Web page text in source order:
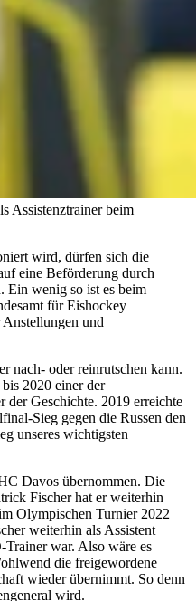
Assistenztrainer beim
wird, dürfen sich die
eine Beförderung durch
Ein wenig so ist es beim
für Eishockey
und
nach- oder reinrutschen kann.
2020 einer der
Geschichte. 2019 erreichte
Sieg gegen die Russen den
unseres wichtigsten
Davos übernommen. Die
Fischer hat er weiterhin
Olympischen Turnier 2022
weiterhin als Assistent
war. Also wäre es
die freigewordene
wieder übernimmt. So denn
wird.